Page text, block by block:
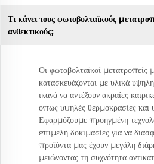
Τι κάνει τους φωτοβολταϊκούς
ανθεκτικούς;
Οι φωτοβολταϊκοί μετατροπείς
κατασκευάζονται με υλικά
ικανά να αντέξουν ακραίες
όπως υψηλές θερμοκρασίες και
Εφαρμόζουμε προηγμένη
επιμελή δοκιμασίες για να
προϊόντα μας έχουν μεγάλη
μειώνοντας τη συχνότητα